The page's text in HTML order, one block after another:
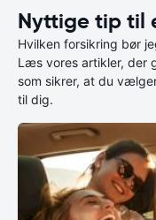
Nyttige tip til
Hvilken forsikring bør
Læs vores artikler, der
som sikrer, at du
til dig.